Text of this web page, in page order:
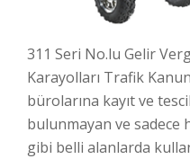
311 Seri No.lu Gelir
Karayolları Trafik
bürolarına kayıt ve
bulunmayan ve sadece
gibi belli alanlarda